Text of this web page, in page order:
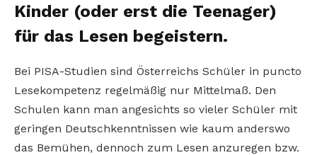
Kinder (oder erst die Teenager)
für das Lesen begeistern.
Bei PISA-Studien sind Österreichs Schüler in puncto
Lesekompetenz regelmäßig nur Mittelmaß. Den
Schulen kann man angesichts so vieler Schüler mit
geringen Deutschkenntnissen wie kaum anderswo
das Bemühen, dennoch zum Lesen anzuregen bzw.